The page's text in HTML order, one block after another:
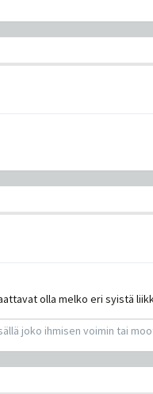
olla melko eri syistä
joko ihmisen voimin tai